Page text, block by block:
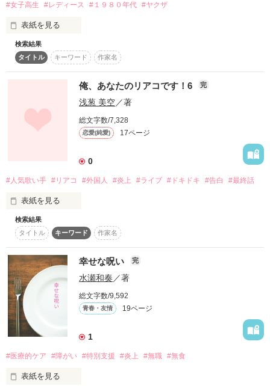
Ｔransmigration ｏf ｔhe ｓoul
■Ｃhapter１■
Ａnother Ｅpisod ｂy Ｚephyr
Ｖol．2
百花繚乱〜暗黒街花屋敷炎上絵巻〜
*****************************
Ｔransmigration ｏf ｔhe ｓoul
■Ｃhapter１■を
******************************
#女子高生 #レディース #１９８０年代 #ヤクザ
表紙を見る
横田競子、ついに猛る女の聖地”ホットスポット”の大海原
へ…。
かくて魂を交尾させる、麻衣とケイコ…、運命の二つのピュア
ハートはついにその対峙プロローグを終える…。
作品を読む
検索結果
タイトル
キーワード 作家名
俺、あなたのリアコです！6 完
浅葱 美空／著
総文字数/7,328
恋愛(純愛) 17ページ
0
#人気歌い手 #リアコ #外国人 #炎上 #ライブ #ドキドキ #告白 #最終話
表紙を見る
煌めくステージで二人で歌う。ずっと憧れていたこの瞬間が、
愛おしい。
この歌で、世界中を虜にするんだ。あの炎上なんて忘れさせて
しまうくらいに！
「最後はこの曲をみんなで歌いたいと思います！」
魔法の時間が終わったら、俺たちは元の日常に戻る。そうした
ら、またちゃんと伝えなきゃね。
検索結果
タイトル
キーワード 作家名
幸せな呪い 完
水瀬和奏 ／著
総文字数/9,592
青春・友情 19ページ
1
#医療的ケア #障がい #特別支援 #炎上 #無職 #無食
表紙を見る